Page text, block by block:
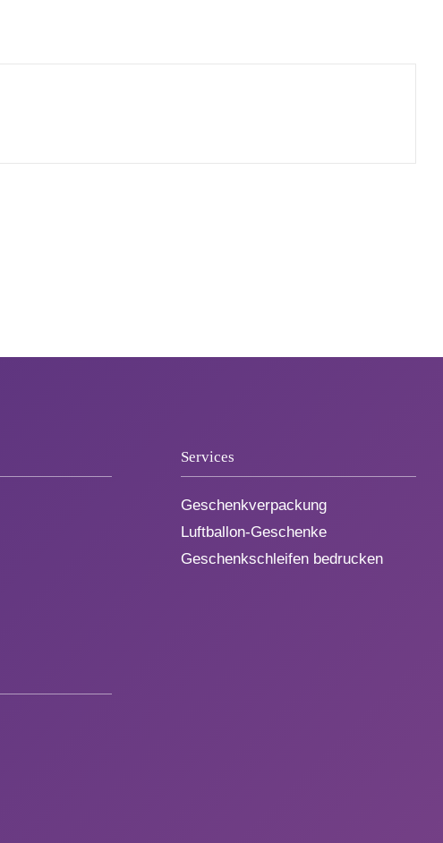
Services
Geschenkverpackung
Luftballon-Geschenke
Geschenkschleifen bedrucken